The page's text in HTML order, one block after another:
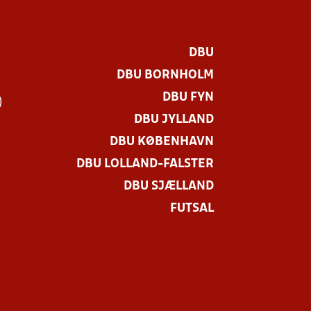
DBU
DBU BORNHOLM
DBU FYN
DBU JYLLAND
DBU KØBENHAVN
DBU LOLLAND-FALSTER
DBU SJÆLLAND
FUTSAL